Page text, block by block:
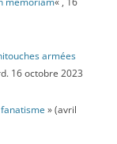
armées
16 octobre 2023
» (avril